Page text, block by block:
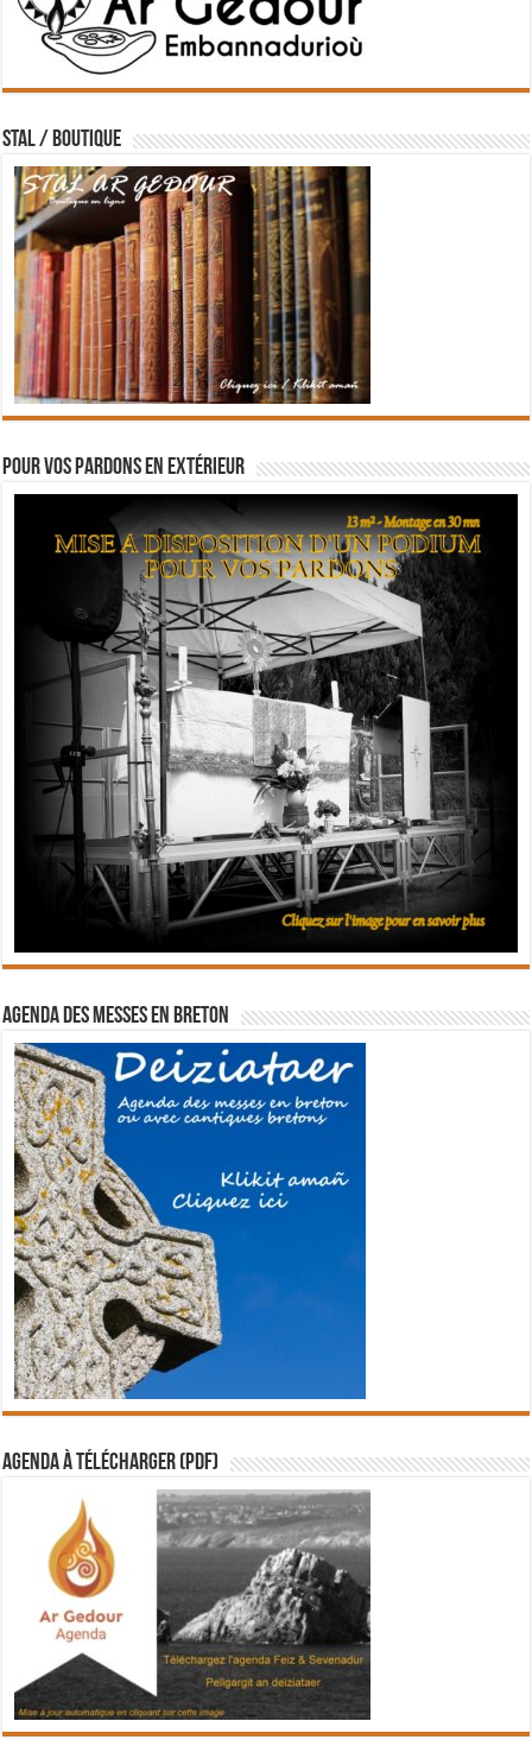
STAL / BOUTIQUE
Pour vos pardons en extérieur
Agenda des messes en breton
Agenda à télécharger (PDF)